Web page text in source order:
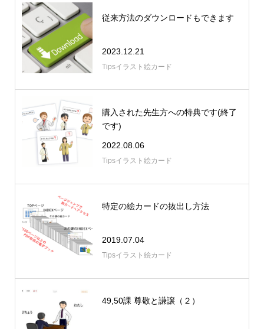
従来方法のダウンロードもできます
2023.12.21
Tipsイラスト絵カード
購入された先生方への特典です(終了
です)
2022.08.06
Tipsイラスト絵カード
特定の絵カードの抜出し方法
2019.07.04
Tipsイラスト絵カード
49,50課 尊敬と謙譲（２）